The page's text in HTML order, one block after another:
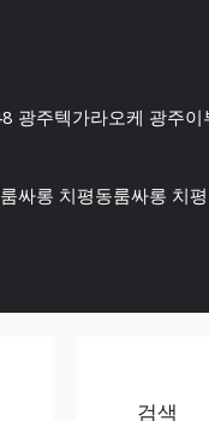
광주텍가라오케 광주이
싸롱 치평동룸싸롱 치
검색